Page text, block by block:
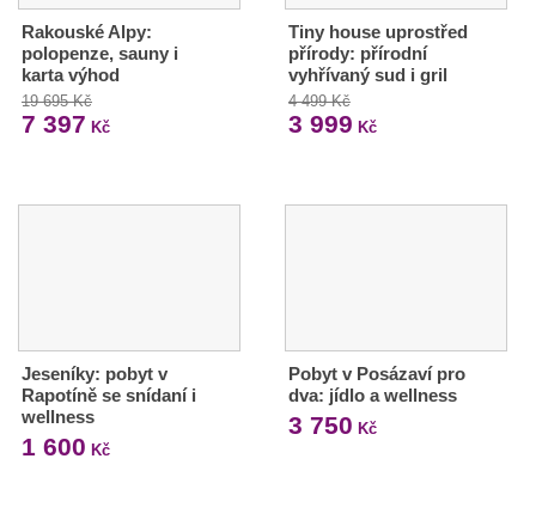
Rakouské Alpy:
polopenze, sauny i
karta výhod
19 695 Kč
7 397 Kč
Tiny house uprostřed
přírody: přírodní
vyhřívaný sud i gril
4 499 Kč
3 999 Kč
Jeseníky: pobyt v
Rapotíně se snídaní i
wellness
1 600 Kč
Pobyt v Posázaví pro
dva: jídlo a wellness
3 750 Kč